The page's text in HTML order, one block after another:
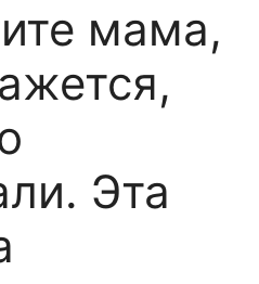
мама,
Эта